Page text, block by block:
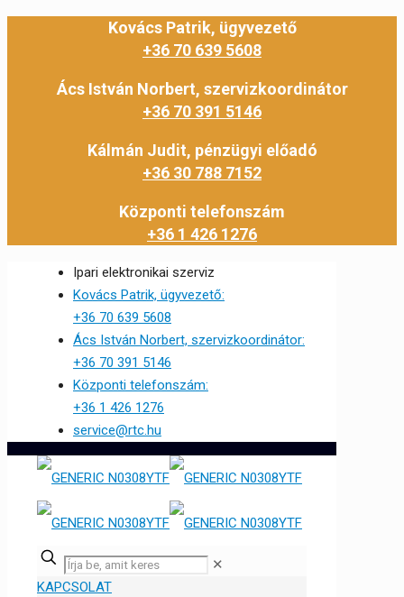
Kovács Patrik, ügyvezető
+36 70 639 5608
Ács István Norbert, szervizkoordinátor
+36 70 391 5146
Kálmán Judit, pénzügyi előadó
+36 30 788 7152
Központi telefonszám
+36 1 426 1276
Ipari elektronikai szerviz
Kovács Patrik, ügyvezető:
+36 70 639 5608
Ács István Norbert, szervizkoordinátor:
+36 70 391 5146
Központi telefonszám:
+36 1 426 1276
service@rtc.hu
✕
KAPCSOLAT